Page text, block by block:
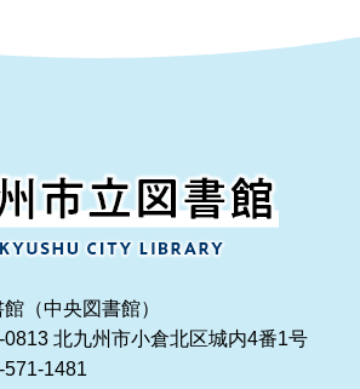
（中央図書館）
北九州市小倉北区城内4番1号
571-1481